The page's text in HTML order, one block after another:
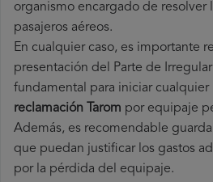
organismo encargado de resolver
pasajeros aéreos.
En cualquier caso, es importante
presentación del Parte de
fundamental para iniciar cualquier
reclamación Tarom por equipaje
Además, es recomendable
que puedan justificar los gastos
por la pérdida del equipaje.